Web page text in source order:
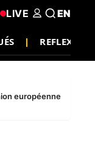
REFLEXION
LIVE EN
européenne